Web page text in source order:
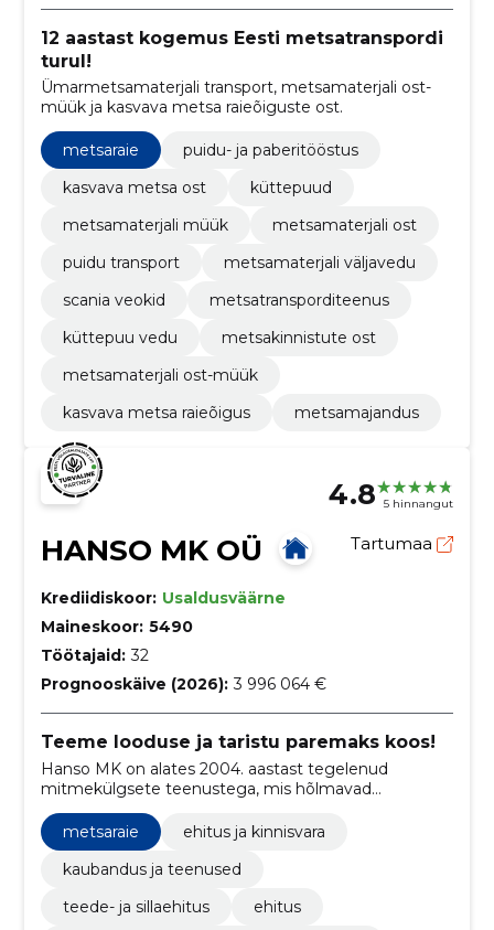
12 aastast kogemus Eesti metsatranspordi
turul!
Ümarmetsamaterjali transport, metsamaterjali ost-
müük ja kasvava metsa raieõiguste ost.
metsaraie
puidu- ja paberitööstus
kasvava metsa ost
küttepuud
metsamaterjali müük
metsamaterjali ost
puidu transport
metsamaterjali väljavedu
scania veokid
metsatransporditeenus
küttepuu vedu
metsakinnistute ost
metsamaterjali ost-müük
kasvava metsa raieõigus
metsamajandus
4.8 5 hinnangut
HANSO MK OÜ Tartumaa
Krediidiskoor: Usaldusväärne
Maineskoor: 5490
Töötajaid: 32
Prognooskäive (2026): 3 996 064 €
Teeme looduse ja taristu paremaks koos!
Hanso MK on alates 2004. aastast tegelenud
mitmekülgsete teenustega, mis hõlmavad
metsaraiet, ehitustöid, maaparandust, teede- ja
sillaehitust ning palju muud, pakkudes
professionaalset abi metsa- ja
põllumajandusvaldkonnas ning
metsaraie
ehitus ja kinnisvara
kaubandus ja teenused
teede- ja sillaehitus
ehitus